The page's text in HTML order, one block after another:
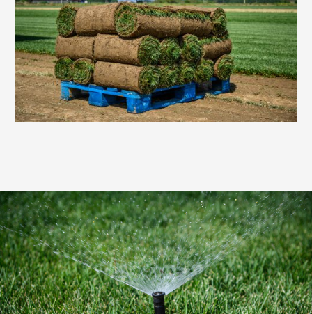
Le vantaggiose caratteristiche del prato a rotoli sono
molteplici. Godrai immediatamente di un prato calpestabile,
con un anno e mezzo di crescita, appena dopo averlo posato.
Elimina i rischi legati alla semina tradizionale e offre la
possibilità di installarlo in qualsiasi periodo dell’anno, senza
Scopri di più